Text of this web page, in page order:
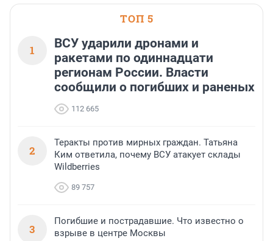
ТОП 5
1
ВСУ ударили дронами и
ракетами по одиннадцати
регионам России. Власти
сообщили о погибших и раненых
112 665
2
Теракты против мирных граждан. Татьяна
Ким ответила, почему ВСУ атакует склады
Wildberries
89 757
3
Погибшие и пострадавшие. Что известно о
взрыве в центре Москвы